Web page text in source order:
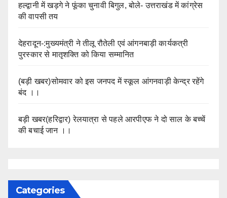
हल्द्वानी में खड़गे ने फूंका चुनावी बिगुल, बोले- उत्तराखंड में कांग्रेस
की वापसी तय
देहरादून-:मुख्यमंत्री ने तीलू रौतेली एवं आंगनबाड़ी कार्यकत्री
पुरस्कार से मातृशक्ति को किया सम्मानित
(बड़ी खबर)सोमवार को इस जनपद में स्कूल आंगनवाड़ी केन्द्र रहेंगे
बंद ।।
बड़ी खबर(हरिद्वार) रेलयात्रा से पहले आरपीएफ ने दो साल के बच्चें
की बचाई जान ।।
Categories